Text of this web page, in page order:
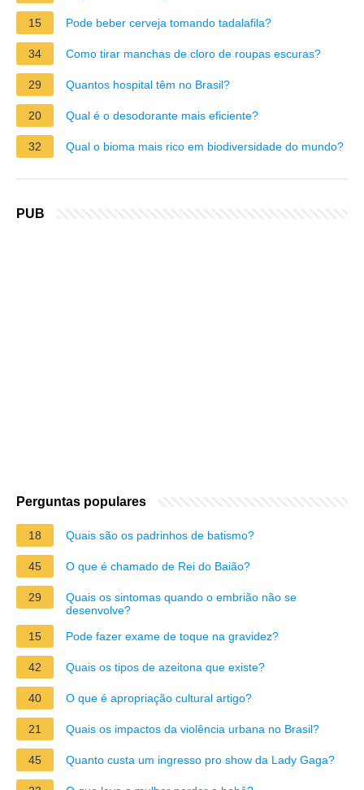
15 Pode beber cerveja tomando tadalafila?
34 Como tirar manchas de cloro de roupas escuras?
29 Quantos hospital têm no Brasil?
20 Qual é o desodorante mais eficiente?
32 Qual o bioma mais rico em biodiversidade do mundo?
PUB
Perguntas populares
18 Quais são os padrinhos de batismo?
45 O que é chamado de Rei do Baião?
29
Quais os sintomas quando o embrião não se
desenvolve?
15
Pode fazer exame de toque na gravidez?
42 Quais os tipos de azeitona que existe?
40 O que é apropriação cultural artigo?
21 Quais os impactos da violência urbana no Brasil?
45 Quanto custa um ingresso pro show da Lady Gaga?